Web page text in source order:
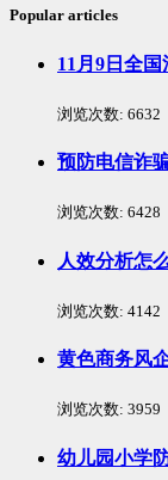
Popular articles
11月9日全
浏览次数: 6632
预防电信诈
浏览次数: 6428
人效分析怎
浏览次数: 4142
黄色商务风
浏览次数: 3959
幼儿园小学